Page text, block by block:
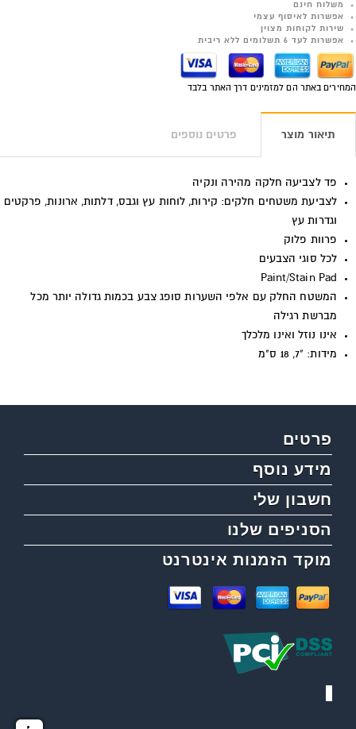
משלוח חינם
אפשרות לאיסוף עצמי
שירות לקוחות מצוין
אפשרות לעד 6 תשלומים ללא ריבית
המחירים באתר הם למזמינים דרך האתר בלבד
תיאור מוצר פרטים נוספים
פד לצביעה חלקה מהירה ונקיה
לצביעת משטחים חלקים: קירות, לוחות עץ וגבס, דלתות, ארונות, פרקטים
וגדרות עץ
פרוות פלוק
לכל סוגי הצבעים
Paint/Stain Pad
המשטח החלק עם אלפי השערות סופג צבע בכמות גדולה יותר מכל
מברשת רגילה
אינו נוזל ואינו מלכלך
מידות: "7, 18 ס"מ
פרטים
מידע נוסף
חשבון שלי
הסניפים שלנו
מוקד הזמנות אינטרנט